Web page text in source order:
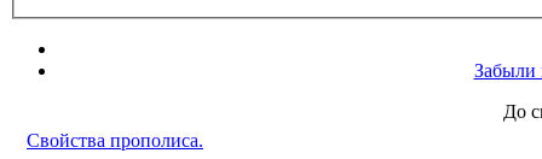
Забыли
До
Свойства прополиса.